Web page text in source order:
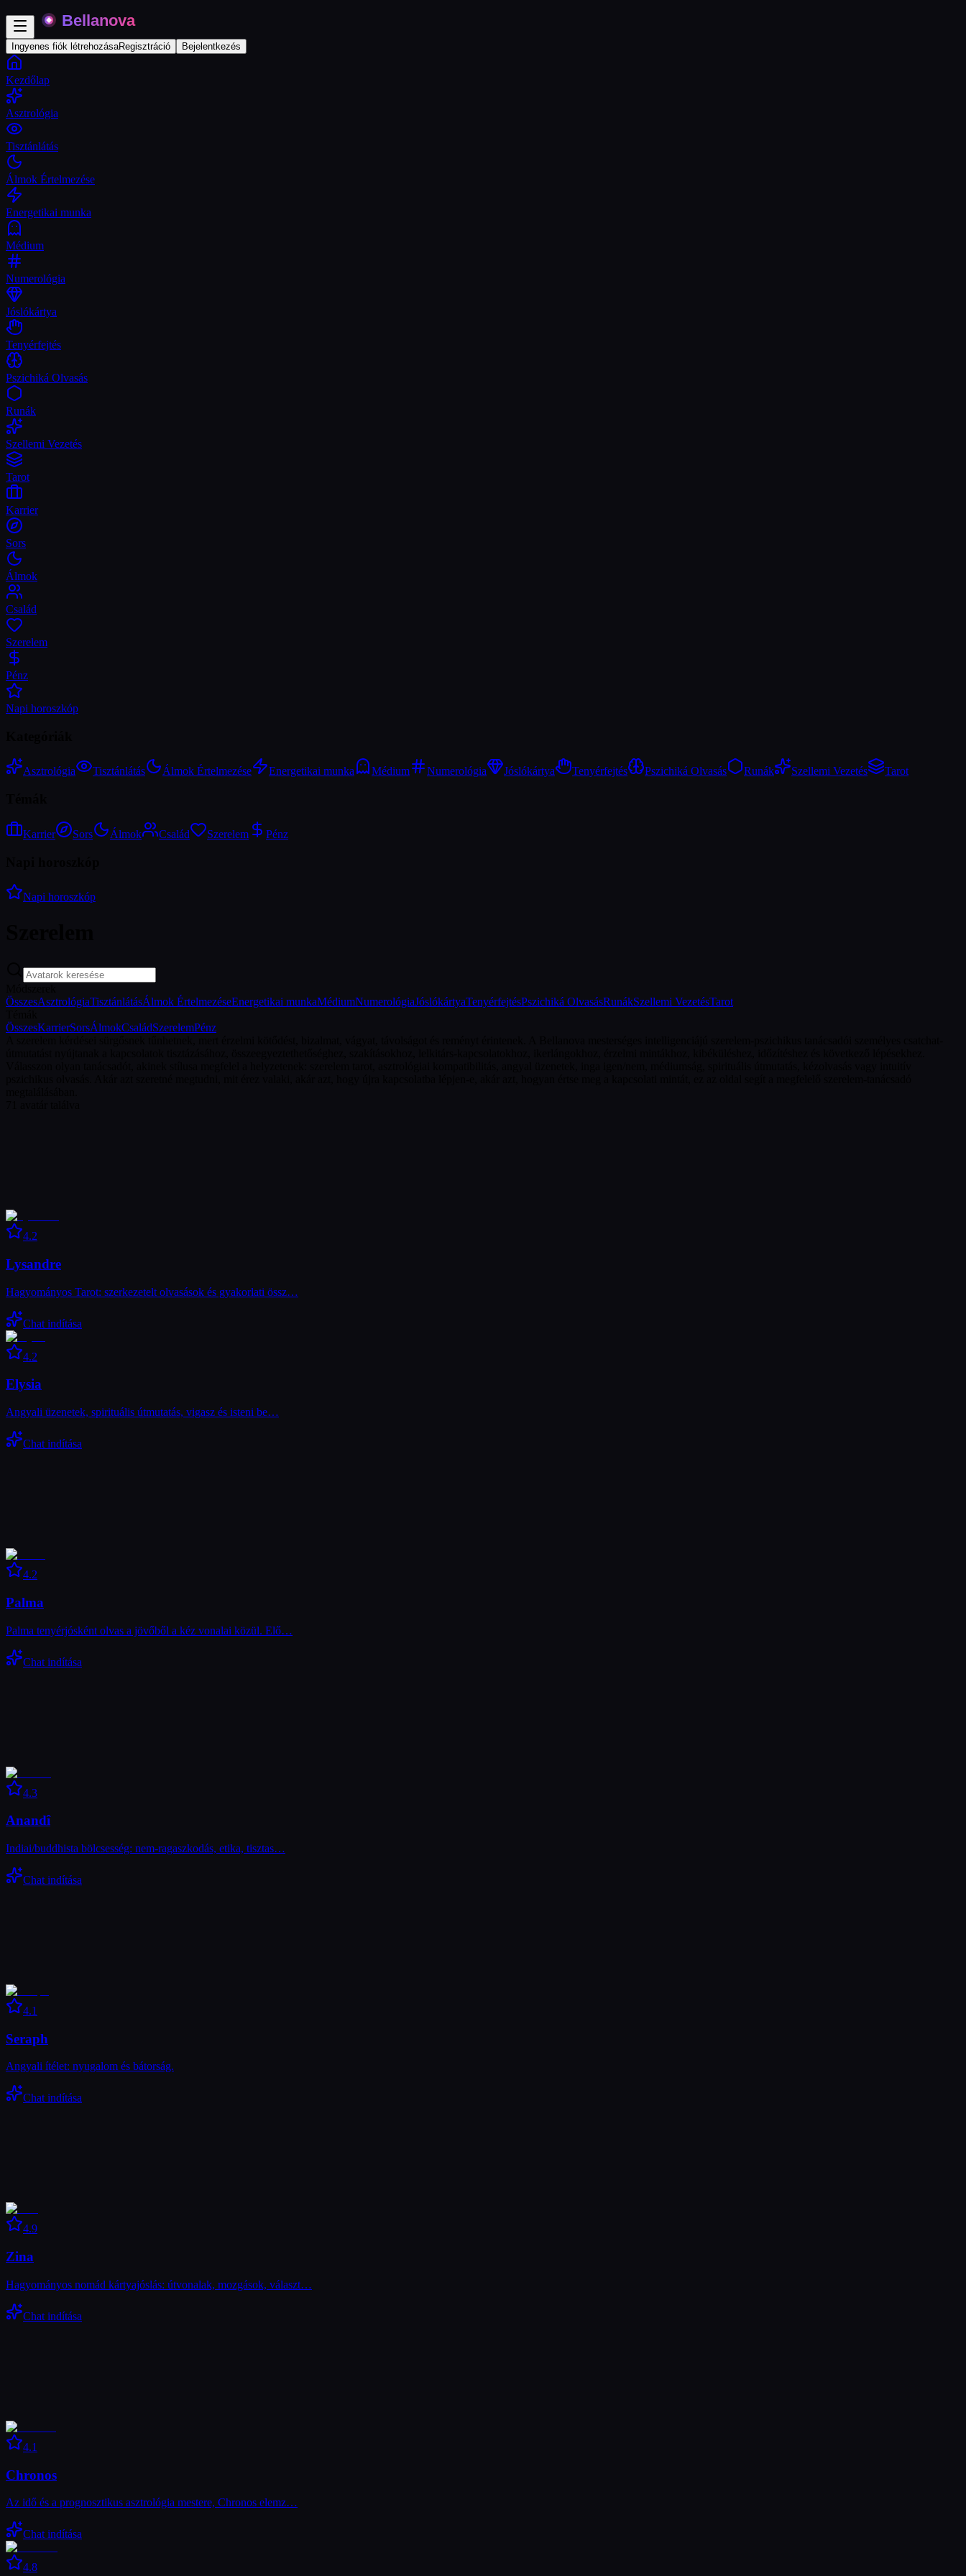
Ingyenes fiók létrehozásaRegisztráció Bejelentkezés
Kezdőlap
Asztrológia
Tisztánlátás
Álmok Értelmezése
Energetikai munka
Médium
Numerológia
Jóslókártya
Tenyérfejtés
Pszichiká Olvasás
Runák
Szellemi Vezetés
Tarot
Karrier
Sors
Álmok
Család
Szerelem
Pénz
Napi horoszkóp
Asztrológia Tisztánlátás Álmok Értelmezése Energetikai munka Médium Numerológia Jóslókártya Tenyérfejtés Pszichiká Olvasás Runák Szellemi Vezetés Tarot
Karrier Sors Álmok Család Szerelem Pénz
Napi horoszkóp
ÖsszesAsztrológiaTisztánlátásÁlmok ÉrtelmezéseEnergetikai munkaMédiumNumerológiaJóslókártyaTenyérfejtésPszichiká OlvasásRunákSzellemi VezetésTarot
ÖsszesKarrierSorsÁlmokCsaládSzerelemPénz
4.2
Lysandre
Hagyományos Tarot: szerkezetelt olvasások és gyakorlati össz…
Chat indítása
4.2
Elysia
Angyali üzenetek, spirituális útmutatás, vigasz és isteni be…
Chat indítása
4.2
Palma
Palma tenyérjósként olvas a jövőből a kéz vonalai közül. Elő…
Chat indítása
4.3
Anandî
Indiai/buddhista bölcsesség: nem-ragaszkodás, etika, tisztas…
Chat indítása
4.1
Seraph
Angyali ítélet: nyugalom és bátorság.
Chat indítása
4.9
Zina
Hagyományos nomád kártyajóslás: útvonalak, mozgások, választ…
Chat indítása
4.1
Chronos
Az idő és a prognosztikus asztrológia mestere, Chronos elemz…
Chat indítása
4.8